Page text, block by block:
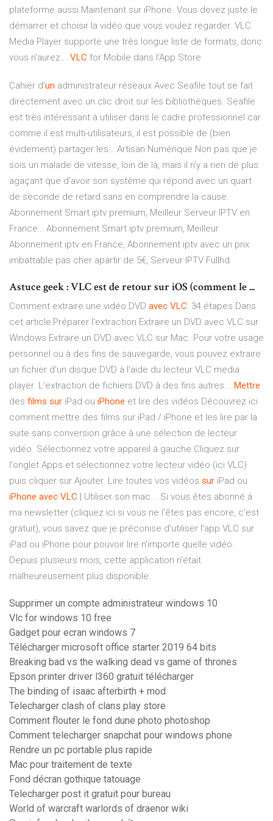
plateforme aussi.Maintenant sur iPhone. Vous devez juste le
démarrer et choisir la vidéo que vous voulez regarder. VLC
Media Player supporte une très longue liste de formats, donc
vous n'aurez... VLC for Mobile dans l’App Store
Cahier d'un administrateur réseaux Avec Seafile tout se fait
directement avec un clic droit sur les bibliothèques. Seafile
est très intéressant à utiliser dans le cadre professionnel car
comme il est multi-utilisateurs, il est possible de (bien
évidement) partager les… Artisan Numérique Non pas que je
sois un malade de vitesse, loin de là, mais il n'y a rien de plus
agaçant que d'avoir son système qui répond avec un quart
de seconde de retard sans en comprendre la cause.
Abonnement Smart iptv premium, Meilleur Serveur IPTV en
France… Abonnement Smart iptv premium, Meilleur
Abonnement iptv en France, Abonnement iptv avec un prix
imbattable pas cher apartir de 5€, Serveur IPTV Fullhd
Astuce geek : VLC est de retour sur iOS (comment le ...
Comment extraire une vidéo DVD avec VLC: 34 étapes Dans
cet article:Préparer l'extraction Extraire un DVD avec VLC sur
Windows Extraire un DVD avec VLC sur Mac. Pour votre usage
personnel ou à des fins de sauvegarde, vous pouvez extraire
un fichier d'un disque DVD à l'aide du lecteur VLC media
player. L'extraction de fichiers DVD à des fins autres... Mettre
des films sur iPad ou iPhone et lire des vidéos Découvrez ici
comment mettre des films sur iPad / iPhone et les lire par la
suite sans conversion grâce à une sélection de lecteur
vidéo. Sélectionnez votre appareil à gauche Cliquez sur
l'onglet Apps et sélectionnez votre lecteur vidéo (ici VLC)
puis cliquer sur Ajouter. Lire toutes vos vidéos sur iPad ou
iPhone avec VLC | Utiliser son mac... Si vous êtes abonné à
ma newsletter (cliquez ici si vous ne l'êtes pas encore, c'est
gratuit), vous savez que je préconise d'utiliser l'app VLC sur
iPad ou iPhone pour pouvoir lire n'importe quelle vidéo.
Depuis plusieurs mois, cette application n'était
malheureusement plus disponible.
Supprimer un compte administrateur windows 10
Vlc for windows 10 free
Gadget pour ecran windows 7
Télécharger microsoft office starter 2019 64 bits
Breaking bad vs the walking dead vs game of thrones
Epson printer driver l360 gratuit télécharger
The binding of isaac afterbirth + mod
Telecharger clash of clans play store
Comment flouter le fond dune photo photoshop
Comment telecharger snapchat pour windows phone
Rendre un pc portable plus rapide
Mac pour traitement de texte
Fond décran gothique tatouage
Telecharger post it gratuit pour bureau
World of warcraft warlords of draenor wiki